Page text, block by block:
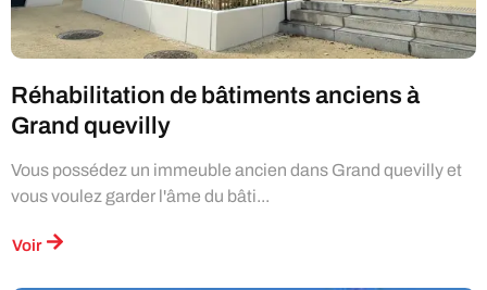
Réhabilitation de bâtiments anciens à
Grand quevilly
Vous possédez un immeuble ancien dans Grand quevilly et
vous voulez garder l'âme du bâti...
Voir